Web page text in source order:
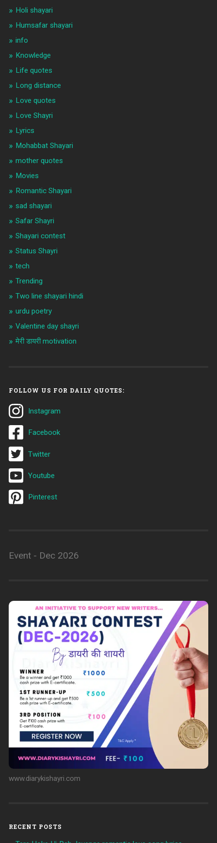
Holi shayari
Humsafar shayari
info
Knowledge
Life quotes
Long distance
Love quotes
Love Shayri
Lyrics
Mohabbat Shayari
mother quotes
Movies
Romantic Shayari
sad shayari
Safar Shayri
Shayari contest
Status Shayri
tech
Trending
Two line shayari hindi
urdu poetry
Valentine day shayri
मेरी डायरी motivation
FOLLOW US FOR DAILY QUOTES:
Instagram
Facebook
Twitter
Youtube
Pinterest
Event - Dec 2026
www.diarykishayri.com
RECENT POSTS